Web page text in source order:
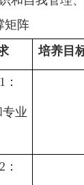
矩阵
培养目
1 ：
业
2 ：